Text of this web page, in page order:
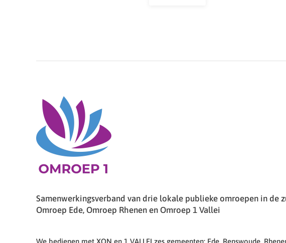
Samenwerkingsverband van drie lokale publieke omroepen in de
Omroep Ede, Omroep Rhenen en Omroep 1 Vallei
We bedienen met XON en 1 VALLEI zes gemeenten: Ede, Renswoude,